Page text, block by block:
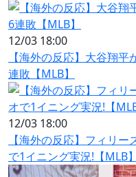
12/03 18:00
【海外の反応】大谷翔
連敗【MLB】
12/03 18:00
【海外の反応】フィリ
で1イニング実況!【MLB】